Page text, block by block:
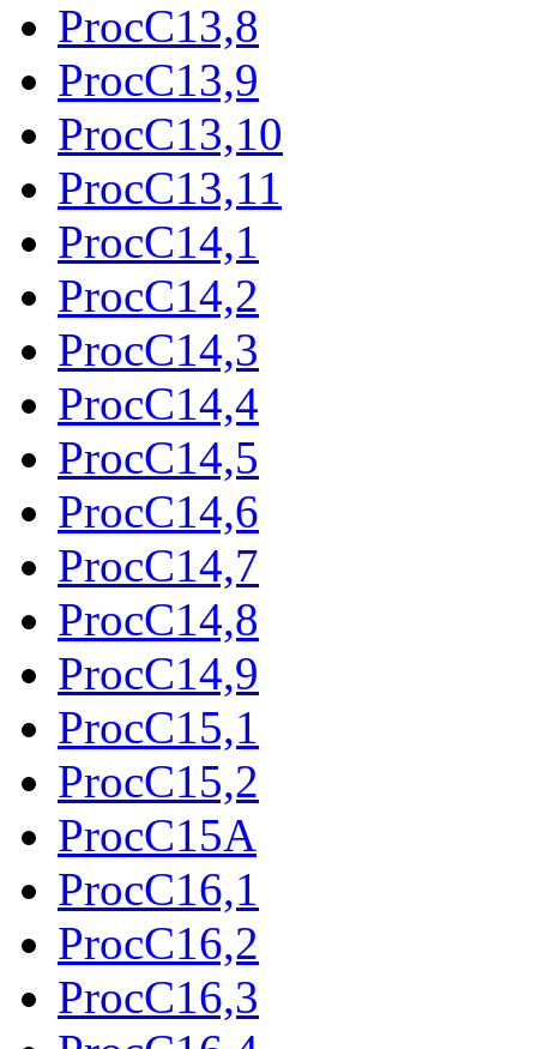
ProcC13,8
ProcC13,9
ProcC13,10
ProcC13,11
ProcC14,1
ProcC14,2
ProcC14,3
ProcC14,4
ProcC14,5
ProcC14,6
ProcC14,7
ProcC14,8
ProcC14,9
ProcC15,1
ProcC15,2
ProcC15A
ProcC16,1
ProcC16,2
ProcC16,3